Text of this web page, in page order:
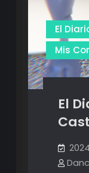
El
Mis
El